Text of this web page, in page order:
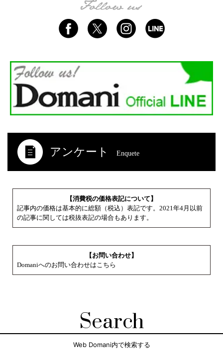
アンケート Enquete
【消費税の価格表記について】
記事内の価格は基本的に総額（税込）表記です。2021年4月以前
の記事に関しては税抜表記の場合もあります。
【お問い合わせ】
Domaniへのお問い合わせはこちら
Search
Web Domani内で検索する